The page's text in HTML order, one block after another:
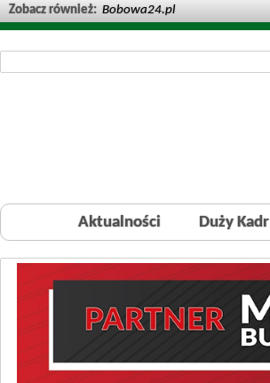
Zobacz również: Bobowa24.pl
Aktualności Duży Kadr